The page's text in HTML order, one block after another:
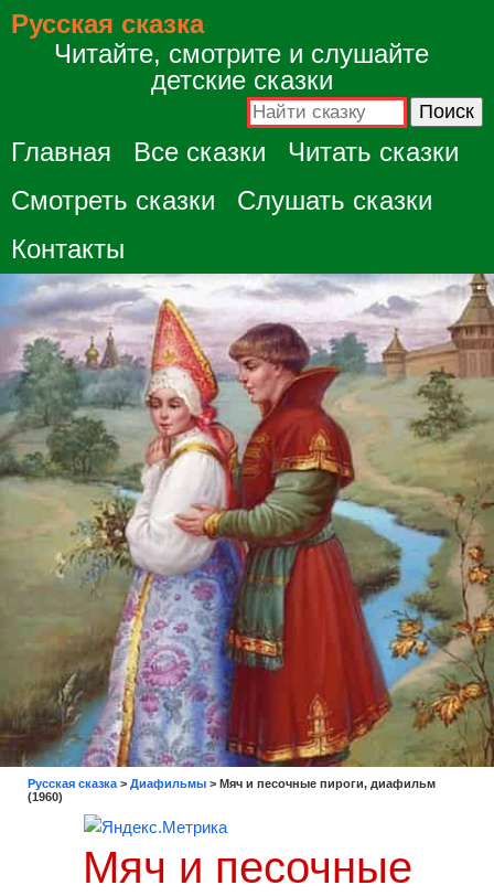
Русская сказка
Читайте, смотрите и слушайте
детские сказки
Главная Все сказки
Читать сказки
Смотреть сказки
Слушать сказки
Контакты
Русская сказка > Диафильмы > Мяч и песочные пироги, диафильм
(1960)
Мяч и песочные